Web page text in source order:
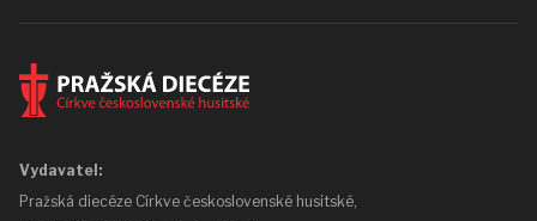
Vydavatel:
Pražská diecéze Církve československé husitské,